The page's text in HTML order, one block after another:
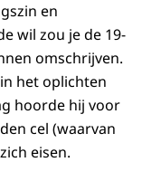
en
wil zou je de 19-
omschrijven.
het oplichten
hoorde hij voor
cel (waarvan
eisen.